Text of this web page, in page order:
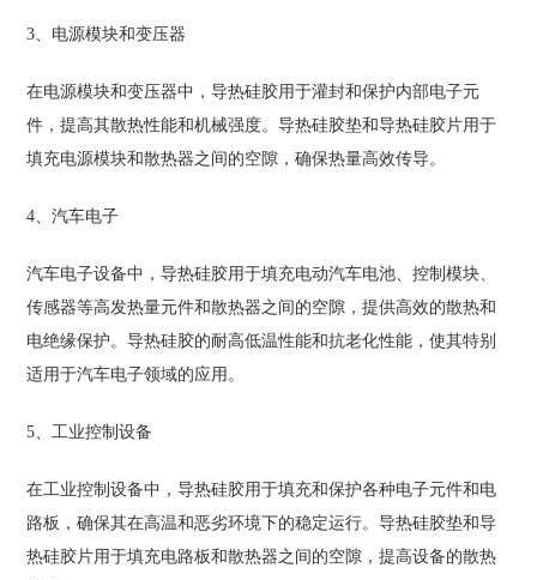
3、电源模块和变压器
在电源模块和变压器中，导热硅胶用于灌封和保护内部电子元
件，提高其散热性能和机械强度。导热硅胶垫和导热硅胶片用于
填充电源模块和散热器之间的空隙，确保热量高效传导。
4、汽车电子
汽车电子设备中，导热硅胶用于填充电动汽车电池、控制模块、
传感器等高发热量元件和散热器之间的空隙，提供高效的散热和
电绝缘保护。导热硅胶的耐高低温性能和抗老化性能，使其特别
适用于汽车电子领域的应用。
5、工业控制设备
在工业控制设备中，导热硅胶用于填充和保护各种电子元件和电
路板，确保其在高温和恶劣环境下的稳定运行。导热硅胶垫和导
热硅胶片用于填充电路板和散热器之间的空隙，提高设备的散热